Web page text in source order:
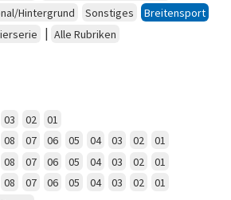
Hintergrund Sonstiges
Breitensport
| Alle Rubriken
03 02 01
08 07 06 05 04 03 02 01
08 07 06 05 04 03 02 01
08 07 06 05 04 03 02
01